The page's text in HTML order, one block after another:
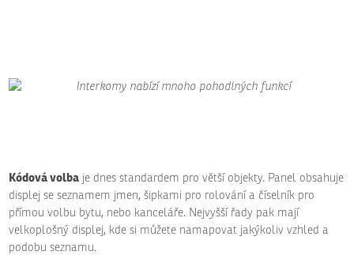
Kódová volba je dnes standardem pro větší objekty. Panel obsahuje
displej se seznamem jmen, šipkami pro rolování a číselník pro
přímou volbu bytu, nebo kanceláře. Nejvyšší řady pak mají
velkoplošný displej, kde si můžete namapovat jakýkoliv vzhled a
podobu seznamu.